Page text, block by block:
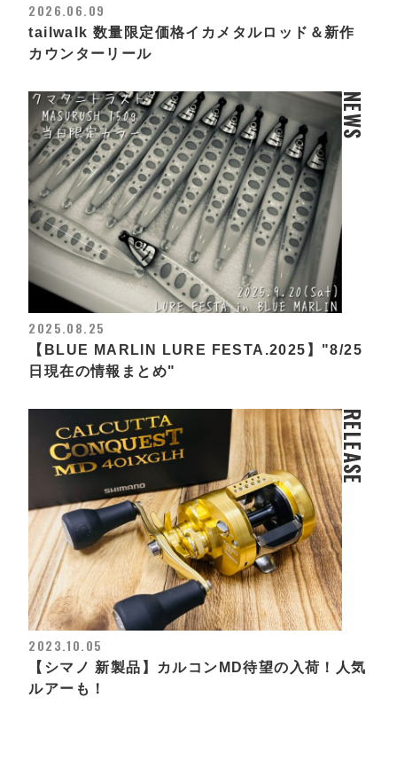
2026.06.09
tailwalk 数量限定価格イカメタルロッド＆新作
カウンターリール
NEWS
2025.08.25
【BLUE MARLIN LURE FESTA.2025】"8/25
日現在の情報まとめ"
RELEASE
2023.10.05
【シマノ 新製品】カルコンMD待望の入荷！人気
ルアーも！